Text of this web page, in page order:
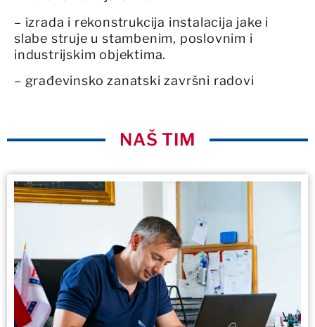
– izrada i rekonstrukcija instalacija jake i
slabe struje u stambenim, poslovnim i
industrijskim objektima.
– građevinsko zanatski završni radovi
NAŠ TIM